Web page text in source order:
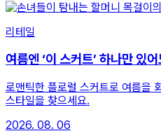
리테일
여름엔 ‘이 스커트’ 하나만 있
로맨틱한 플로럴 스커트로 여름을
스타일을 찾으세요.
2026. 08. 06